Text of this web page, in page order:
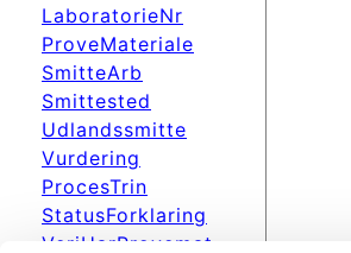
LaboratorieNr
ProveMateriale
SmitteArb
Smittested
Udlandssmitte
Vurdering
ProcesTrin
StatusForklaring
VeriHarProvematKode